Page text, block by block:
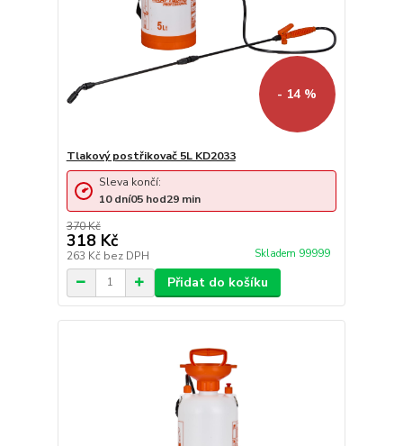
- 14 %
Tlakový postřikovač 5L KD2033
370 Kč
318 Kč
263 Kč bez DPH Skladem 99999
Sleva končí:
10 dní05 hod29 min
Přidat do košíku